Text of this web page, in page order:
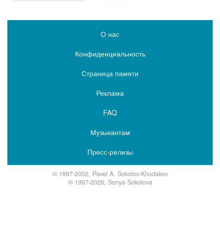
О нас
Конфиденциальность
Страница памяти
Реклама
FAQ
Музыкантам
Пресс-релизы
© 1997-2002, Pavel A. Sokolov-Khodakov
© 1997-2026, Sonya Sokolova